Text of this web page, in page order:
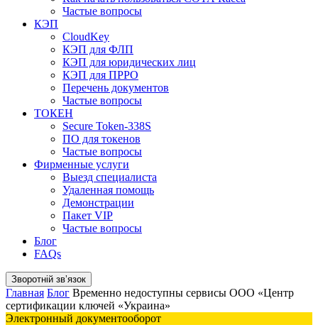
Частые вопросы
КЭП
CloudKey
КЭП для ФЛП
КЭП для юридических лиц
КЭП для ПРРО
Перечень документов
Частые вопросы
ТОКЕН
Secure Token-338S
ПО для токенов
Частые вопросы
Фирменные услуги
Выезд специалиста
Удаленная помощь
Демонстрации
Пакет VIP
Частые вопросы
Блог
FAQs
Зворотній звʼязок
Главная Блог Временно недоступны сервисы ООО «Центр
сертификации ключей «Украина»
Электронный документооборот